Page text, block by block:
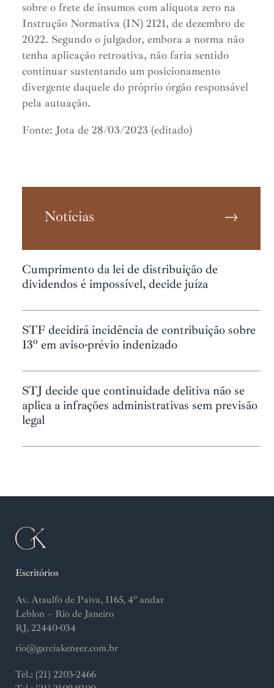
sobre o frete de insumos com alíquota zero na
Instrução Normativa (IN) 2121, de dezembro de
2022. Segundo o julgador, embora a norma não
tenha aplicação retroativa, não faria sentido
continuar sustentando um posicionamento
divergente daquele do próprio órgão responsável
pela autuação.
Fonte: Jota de 28/03/2023 (editado)
Notícias →
Cumprimento da lei de distribuição de
dividendos é impossível, decide juíza
STF decidirá incidência de contribuição sobre
13º em aviso-prévio indenizado
STJ decide que continuidade delitiva não se
aplica a infrações administrativas sem previsão
legal
Escritórios
Av. Ataulfo de Paiva, 1165, 4º andar
Leblon – Rio de Janeiro
RJ, 22440-034
rio@garciakeneer.com.br
Tel.: (21) 2203-2466